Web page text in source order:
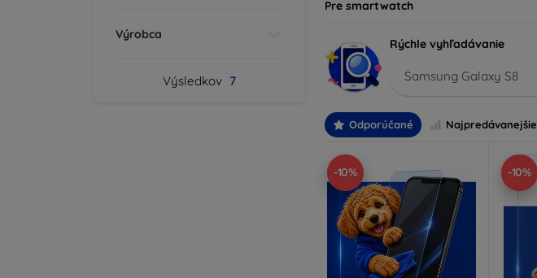
Výrobca
Výsledkov 7
Pre smartwatch
Rýchle vyhľadávanie
Samsung Galaxy S8
Odporúčané Najpredávanejšie
-10% -10%